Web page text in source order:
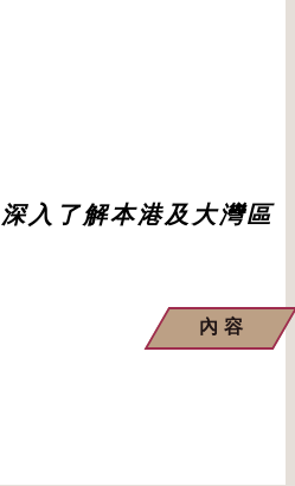
入了解本港及大灣區
內容